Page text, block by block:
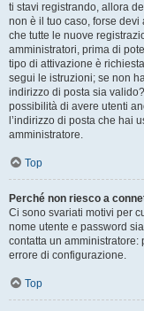
ti stavi registrando, allora
non è il tuo caso, forse
che tutte le nuove
amministratori, prima di
tipo di attivazione è
segui le istruzioni; se non
indirizzo di posta sia
possibilità di avere utenti
l’indirizzo di posta che hai
amministratore.
Top
Perché non riesco a
Ci sono svariati motivi per
nome utente e password
contatta un amministratore:
errore di configurazione.
Top